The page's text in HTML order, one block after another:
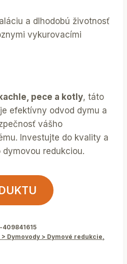
a dlhodobú životnosť
vykurovacími
pece a kotly, táto
efektívny odvod dymu a
vášho
Investujte do kvality a
redukciou.
> Dymovody > Dymové redukcie,